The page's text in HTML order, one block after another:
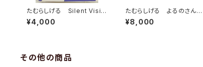
たむらしげる Silent Visio
n 1994年 初版 河出書
房新社
¥4,000
たむらしげる よるのさん
ぽ 1977年 初版 福音館
のペーパーバック絵本
¥8,000
その他の商品